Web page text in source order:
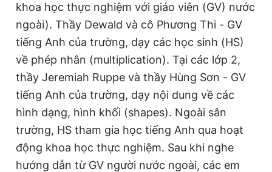
Đặt báo Quảng cáo RSS Tòa soạn Chính sách bảo
Tổng biên tập: Nguyễn Ngọc Toàn
Phó tổng biên tập thường trực: Hải Thành
Phó tổng biên tập: Lâm Hiếu Dũng
Phó tổng biên tập: Trần Việt Hưng
Tổng thư ký tòa soạn: Đức Trung
Giấy phép xuất bản số 110/GP - BTTTT cấp ngày 24.3.2020
© 2003-2026 Bản quyền thuộc về Báo Thanh Niên. Cấm sao
chép dưới mọi hình thức nếu không có sự chấp thuận bằng văn
bản. Phát triển bởi ePi Technologies, JSC.
khoa học thực nghiệm với giáo viên (GV) nước
ngoài). Thầy Dewald và cô Phương Thi - GV
tiếng Anh của trường, dạy các học sinh (HS)
về phép nhân (multiplication). Tại các lớp 2,
thầy Jeremiah Ruppe và thầy Hùng Sơn - GV
tiếng Anh của trường, dạy nội dung về các
hình dạng, hình khối (shapes). Ngoài sân
trường, HS tham gia học tiếng Anh qua hoạt
động khoa học thực nghiệm. Sau khi nghe
hướng dẫn từ GV người nước ngoài, các em